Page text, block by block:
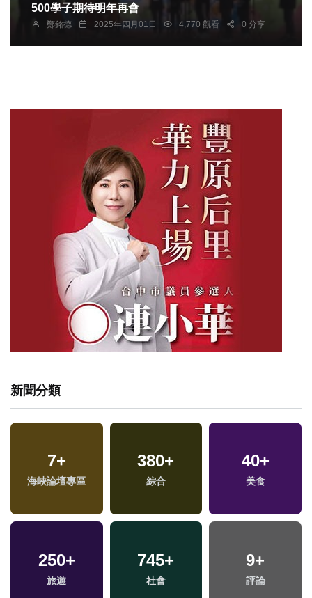
500學子期待明年再會
鄭銘德 2025年四月01日 4,770 觀看 0 分享
新聞分類
7+
海峽論壇專區
380+
綜合
40+
美食
250+
旅遊
745+
社會
9+
評論